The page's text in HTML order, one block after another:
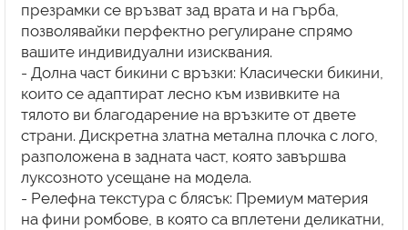
презрамки се връзват зад врата и на гърба,
позволявайки перфектно регулиране спрямо
вашите индивидуални изисквания.
- Долна част бикини с връзки: Класически бикини,
които се адаптират лесно към извивките на
тялото ви благодарение на връзките от двете
страни. Дискретна златна метална плочка с лого,
разположена в задната част, която завършва
луксозното усещане на модела.
- Релефна текстура с блясък: Премиум материя
на фини ромбове, в която са вплетени деликатни,